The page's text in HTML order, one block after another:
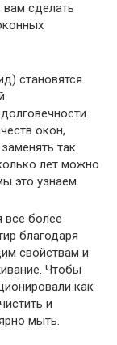
вам сделать
становятся
окон,
так
лет можно
это узнаем.
все более
благодаря
свойствам и
Чтобы
как
и
мыть.